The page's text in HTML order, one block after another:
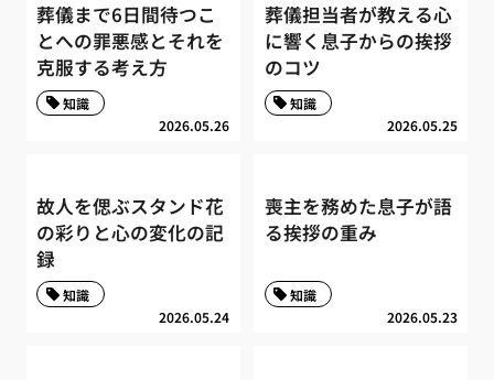
葬儀まで6日間待つこ
とへの罪悪感とそれを
克服する考え方
2026.05.26
知識
葬儀担当者が教える心
に響く息子からの挨拶
のコツ
2026.05.25
知識
故人を偲ぶスタンド花
の彩りと心の変化の記
録
2026.05.24
知識
喪主を務めた息子が語
る挨拶の重み
2026.05.23
知識